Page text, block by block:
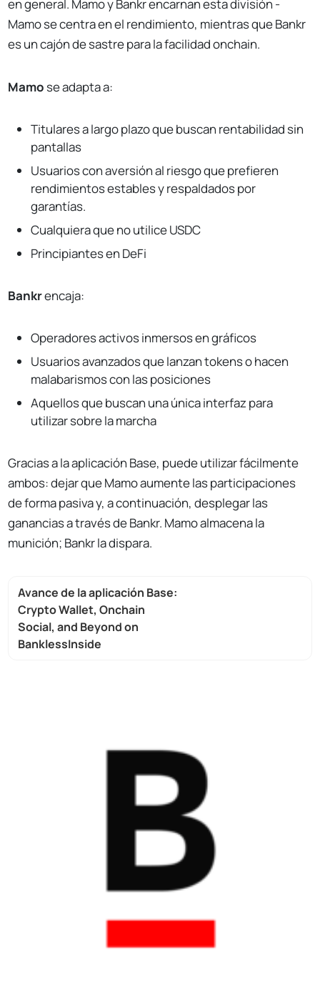
en general. Mamo y Bankr encarnan esta división -
Mamo se centra en el rendimiento, mientras que Bankr
es un cajón de sastre para la facilidad onchain.
Mamo se adapta a:
Titulares a largo plazo que buscan rentabilidad sin
pantallas
Usuarios con aversión al riesgo que prefieren
rendimientos estables y respaldados por
garantías.
Cualquiera que no utilice USDC
Principiantes en DeFi
Bankrencaja:
Operadores activos inmersos en gráficos
Usuarios avanzados que lanzan tokens o hacen
malabarismos con las posiciones
Aquellos que buscan una única interfaz para
utilizar sobre la marcha
Gracias a la aplicación Base, puede utilizar fácilmente
ambos: dejar que Mamo aumente las participaciones
de forma pasiva y, a continuación, desplegar las
ganancias a través de Bankr. Mamo almacena la
munición; Bankr la dispara.
Avance de la aplicación Base:
Crypto Wallet, Onchain
Social, and Beyond on
BanklessInside